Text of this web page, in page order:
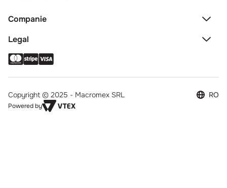
Companie
Legal
Copyright © 2025 - Macromex SRL
Powered by
RO